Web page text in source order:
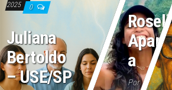
2025
0
Juliana
Bertoldo
– USE/SP
Roseli
a
Por